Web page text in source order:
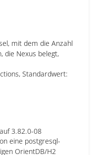
mit dem die Anzahl
die Nexus belegt,
Standardwert:
3.82.0-08
eine postgresql-
OrientDB/H2